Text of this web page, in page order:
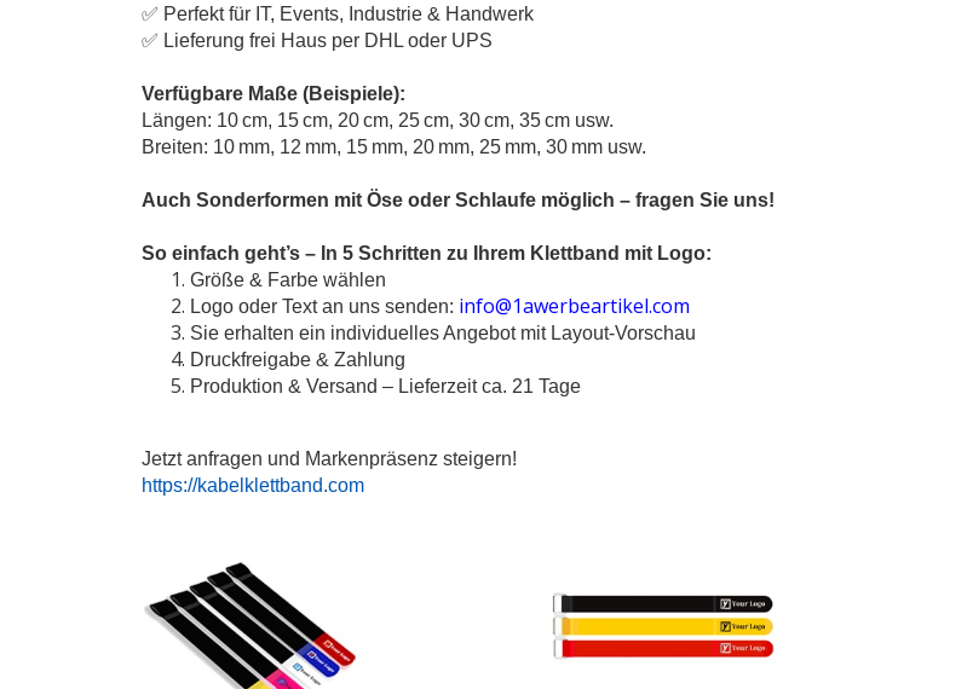
✅ Perfekt für IT, Events, Industrie & Handwerk
✅ Lieferung frei Haus per DHL oder UPS
Verfügbare Maße (Beispiele):
Längen: 10 cm, 15 cm, 20 cm, 25 cm, 30 cm, 35 cm usw.
Breiten: 10 mm, 12 mm, 15 mm, 20 mm, 25 mm, 30 mm usw.
Auch Sonderformen mit Öse oder Schlaufe möglich – fragen Sie uns!
So einfach geht’s – In 5 Schritten zu Ihrem Klettband mit Logo:
Größe & Farbe wählen
Logo oder Text an uns senden: info@1awerbeartikel.com
Sie erhalten ein individuelles Angebot mit Layout-Vorschau
Druckfreigabe & Zahlung
Produktion & Versand – Lieferzeit ca. 21 Tage
Jetzt anfragen und Markenpräsenz steigern!
https://kabelklettband.com